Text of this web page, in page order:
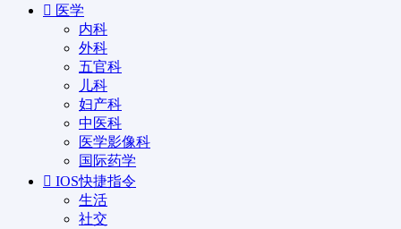
医学
内科
外科
五官科
儿科
妇产科
中医科
医学影像科
国际药学
IOS快捷指令
生活
社交